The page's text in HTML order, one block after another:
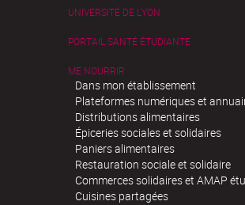
UNIVERSITÉ DE LYON
PORTAIL SANTÉ ÉTUDIANTE
ME NOURRIR
Dans mon établissement
Plateformes numériques et
Distributions alimentaires
Épiceries sociales et solidaires
Paniers alimentaires
Restauration sociale et solidaire
Commerces solidaires et AMAP
Cuisines partagées